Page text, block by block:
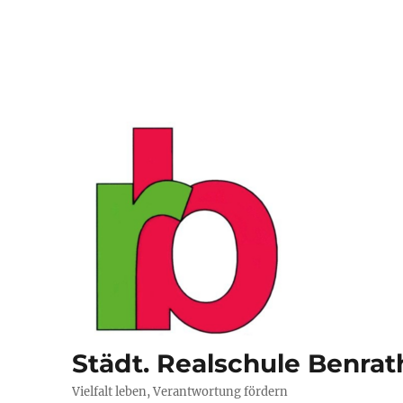
Städt. Realschule
Vielfalt leben, Verantwortung fördern